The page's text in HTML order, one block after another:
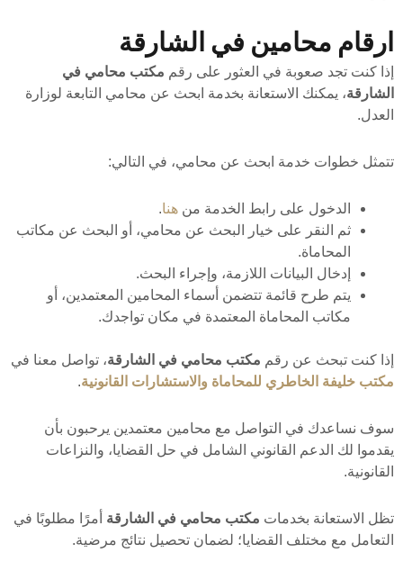
ارقام محامين في الشارقة
إذا كنت تجد صعوبة في العثور على رقم مكتب محامي في
الشارقة، يمكنك الاستعانة بخدمة ابحث عن محامي التابعة لوزارة
العدل.
تتمثل خطوات خدمة ابحث عن محامي، في التالي:
الدخول على رابط الخدمة من هنا.
ثم النقر على خيار البحث عن محامي، أو البحث عن مكاتب
المحاماة.
إدخال البيانات اللازمة، وإجراء البحث.
يتم طرح قائمة تتضمن أسماء المحامين المعتمدين، أو
مكاتب المحاماة المعتمدة في مكان تواجدك.
إذا كنت تبحث عن رقم مكتب محامي في الشارقة، تواصل معنا في
مكتب خليفة الخاطري للمحاماة والاستشارات القانونية.
سوف نساعدك في التواصل مع محامين معتمدين يرحبون بأن
يقدموا لك الدعم القانوني الشامل في حل القضايا، والنزاعات
القانونية.
تظل الاستعانة بخدمات مكتب محامي في الشارقة أمرًا مطلوبًا في
التعامل مع مختلف القضايا؛ لضمان تحصيل نتائج مرضية.